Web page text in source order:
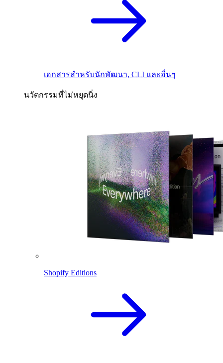
เอกสารสำหรับนักพัฒนา, CLI และอื่นๆ
นวัตกรรมที่ไม่หยุดนิ่ง
Shopify Editions